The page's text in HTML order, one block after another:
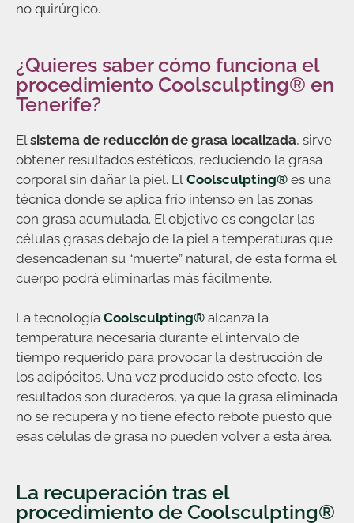
no quirúrgico.
¿Quieres saber cómo funciona el
procedimiento Coolsculpting® en
Tenerife?
El sistema de reducción de grasa localizada, sirve
obtener resultados estéticos, reduciendo la grasa
corporal sin dañar la piel. El Coolsculpting® es una
técnica donde se aplica frío intenso en las zonas
con grasa acumulada. El objetivo es congelar las
células grasas debajo de la piel a temperaturas que
desencadenan su “muerte” natural, de esta forma el
cuerpo podrá eliminarlas más fácilmente.
La tecnología Coolsculpting® alcanza la
temperatura necesaria durante el intervalo de
tiempo requerido para provocar la destrucción de
los adipócitos. Una vez producido este efecto, los
resultados son duraderos, ya que la grasa eliminada
no se recupera y no tiene efecto rebote puesto que
esas células de grasa no pueden volver a esta área.
La recuperación tras el
procedimiento de Coolsculpting®